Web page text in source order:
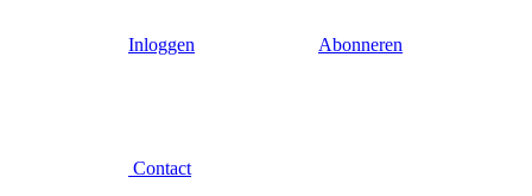
Inloggen Abonneren
Contact